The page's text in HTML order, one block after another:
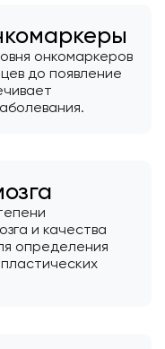
онкомаркеров
до появление
и качества
определения